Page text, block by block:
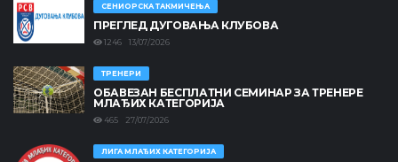
СЕНИОРСКА ТАКМИЧЕЊА
ПРЕГЛЕД ДУГОВАЊА КЛУБОВА
1246 13/07/2026
ТРЕНЕРИ
ОБАВЕЗАН БЕСПЛАТНИ СЕМИНАР ЗА ТРЕНЕРЕ
МЛАЂИХ КАТЕГОРИЈА
465 27/07/2026
ЛИГА МЛАЂИХ КАТЕГОРИЈА